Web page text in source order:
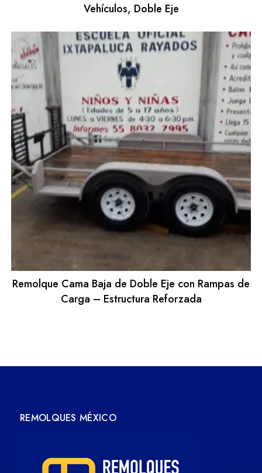
Vehículos, Doble Eje
Remolque Cama Baja de Doble Eje con Rampas de
Carga – Estructura Reforzada
REMOLQUES MÉXICO